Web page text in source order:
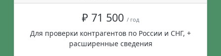
₽ 71 500 / год
Для проверки контрагентов по России и СНГ, +
расширенные сведения